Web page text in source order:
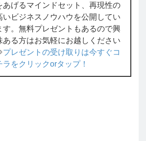
あげるマインドセット、再現性の
いビジネスノウハウを公開してい
す。無料プレゼントもあるので興
ある方はお気軽にお越しください
プレゼントの受け取りは今すぐコ
ラをクリックorタップ！